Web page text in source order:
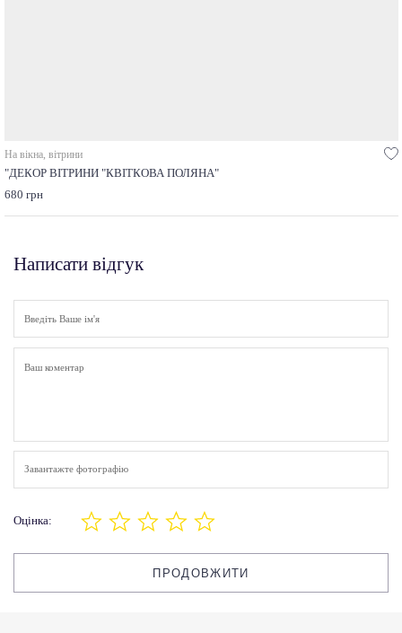
На вікна, вітрини
"ДЕКОР ВІТРИНИ "КВІТКОВА ПОЛЯНА"
680 грн
Написати відгук
Завантажте фотографію
Оцінка:
ПРОДОВЖИТИ